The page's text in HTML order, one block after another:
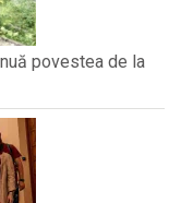
povestea de la